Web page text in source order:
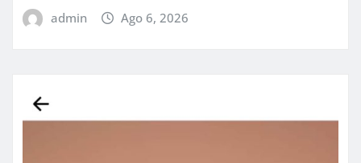
admin Ago 6, 2026